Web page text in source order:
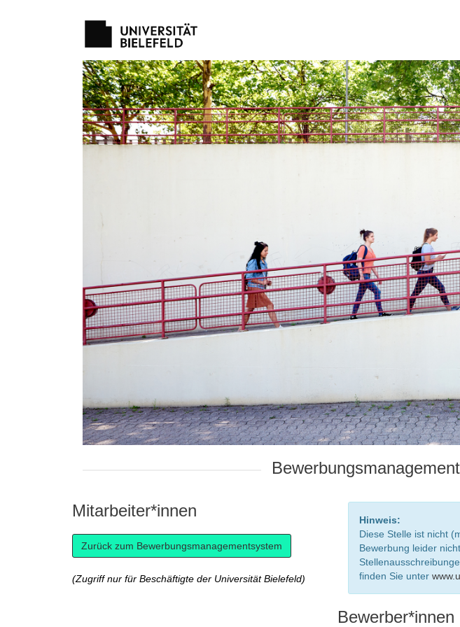
Mitarbeiter*innen
(Zugriff nur für Beschäftigte der Universität Bielefeld)
Hinweis:
Diese Stelle ist nicht
Bewerbung leider
finden Sie unter
Bewerber*innen